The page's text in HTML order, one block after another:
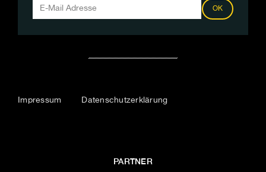
OK
Impressum Datenschutzerklärung
PARTNER